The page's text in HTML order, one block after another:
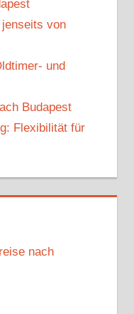
von
und
Budapest
Flexibilität für
nach